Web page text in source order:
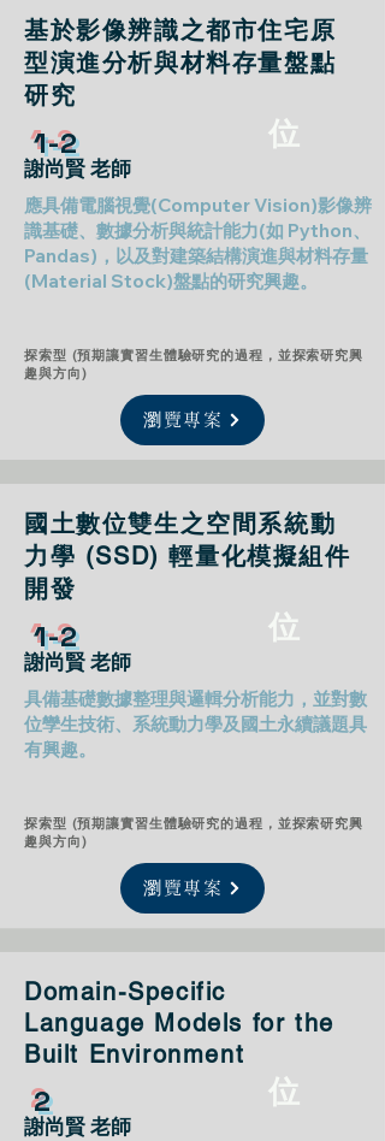
基於影像辨識之都市住宅原
型演進分析與材料存量盤點
研究
1-2 位
謝尚賢 老師
應具備電腦視覺(Computer Vision)影像辨
識基礎、數據分析與統計能力(如 Python、
Pandas)，以及對建築結構演進與材料存量
(Material Stock)盤點的研究興趣。
探索型 (預期讓實習生體驗研究的過程，並探索研究興
趣與方向)
瀏覽專案
國土數位雙生之空間系統動
力學 (SSD) 輕量化模擬組件
開發
1​-2 位
謝尚賢 老師
具備基礎數據整理與邏輯分析能力，並對數
位孿生技術、系統動力學及國土永續議題具
有興趣。
探索型 (預期讓實習生體驗研究的過程，並探索研究興
趣與方向)
瀏覽專案
Domain-Specific
Language Models for the
Built Environment
2 位
​謝尚賢 老師